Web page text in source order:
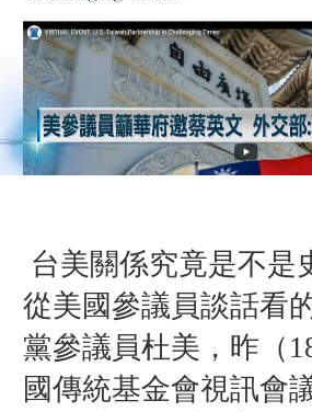
台美關係究竟是不是
從美國參議員談話看
黨參議員杜美，昨（
國傳統基金會視訊會